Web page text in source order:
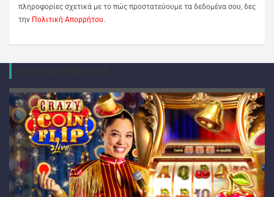
πληροφορίες σχετικά με το πώς προστατεύουμε τα δεδομένα σου, δες
την Πολιτική Απορρήτου.